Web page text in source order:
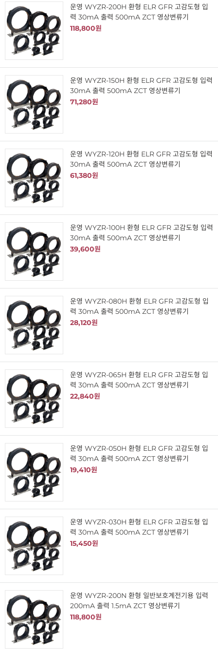
운영 WYZR-200H 환형 ELR GFR 고감도형 입
력 30mA 출력 500mA ZCT 영상변류기
118,800원
운영 WYZR-150H 환형 ELR GFR 고감도형 입력
30mA 출력 500mA ZCT 영상변류기
71,280원
운영 WYZR-120H 환형 ELR GFR 고감도형 입력
30mA 출력 500mA ZCT 영상변류기
61,380원
운영 WYZR-100H 환형 ELR GFR 고감도형 입력
30mA 출력 500mA ZCT 영상변류기
39,600원
운영 WYZR-080H 환형 ELR GFR 고감도형 입
력 30mA 출력 500mA ZCT 영상변류기
28,120원
운영 WYZR-065H 환형 ELR GFR 고감도형 입
력 30mA 출력 500mA ZCT 영상변류기
22,840원
운영 WYZR-050H 환형 ELR GFR 고감도형 입
력 30mA 출력 500mA ZCT 영상변류기
19,410원
운영 WYZR-030H 환형 ELR GFR 고감도형 입
력 30mA 출력 500mA ZCT 영상변류기
15,450원
운영 WYZR-200N 환형 일반보호계전기용 입력
200mA 출력 1.5mA ZCT 영상변류기
118,800원